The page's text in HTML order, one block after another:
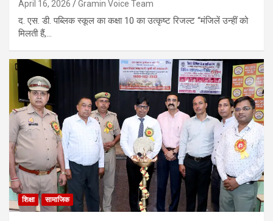
April 16, 2026 Gramin Voice Team
द. एस. डी. पब्लिक स्कूल का कक्षा 10 का उत्कृष्ट रिजल्ट “मंजिलें उन्हीं को
मिलती हैं,…
शिक्षा सामाजिक